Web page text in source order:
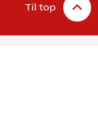
Til top